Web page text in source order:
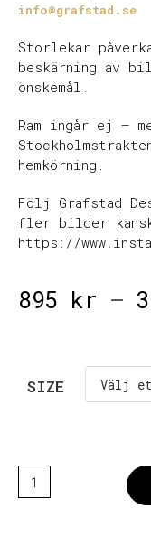
info@grafstad.se
Storlekar
beskärning av
önskemål.
Ram ingår ej –
hemkörning.
Följ Grafstad
fler bilder
https://
895 kr –
SIZE